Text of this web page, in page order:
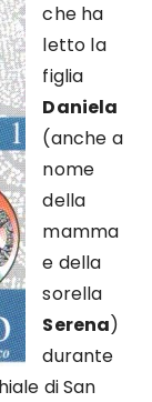
che ha
letto la
figlia
Daniela
(anche a
nome
della
mamma
e della
sorella
Serena)
durante
di San